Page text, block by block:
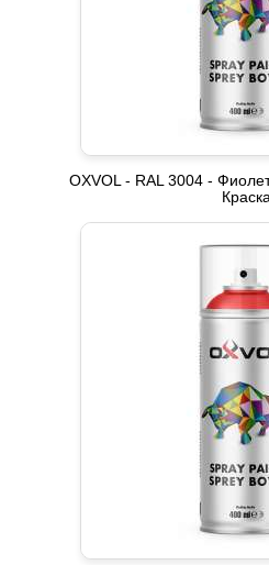
OXVOL - RAL 3004 -
Краска